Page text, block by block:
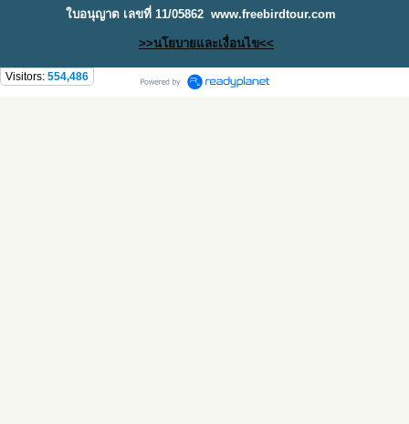
ใบอนุญาต เลขที่ 11/05862 www.freebirdtour.com
>>นโยบายและเงื่อนไข<<
Visitors: 554,486